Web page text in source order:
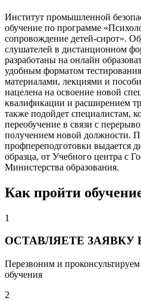
Институт промышленной
обучение по программе
сопровождение детей-сирот».
слушателей в дистанционном
разработаны на онлайн
удобным форматом
материалами, лекциями и
нацелена на освоение новой
квалификации и расширением
также подойдет специалистам,
переобучение в связи с
получением новой должности.
профпереподготовки выдается
образца, от Учебного центра с
Министерства образования.
Как пройти
1
ОСТАВЛЯЕТЕ ЗАЯВКУ
Перезвоним и
обучения
2